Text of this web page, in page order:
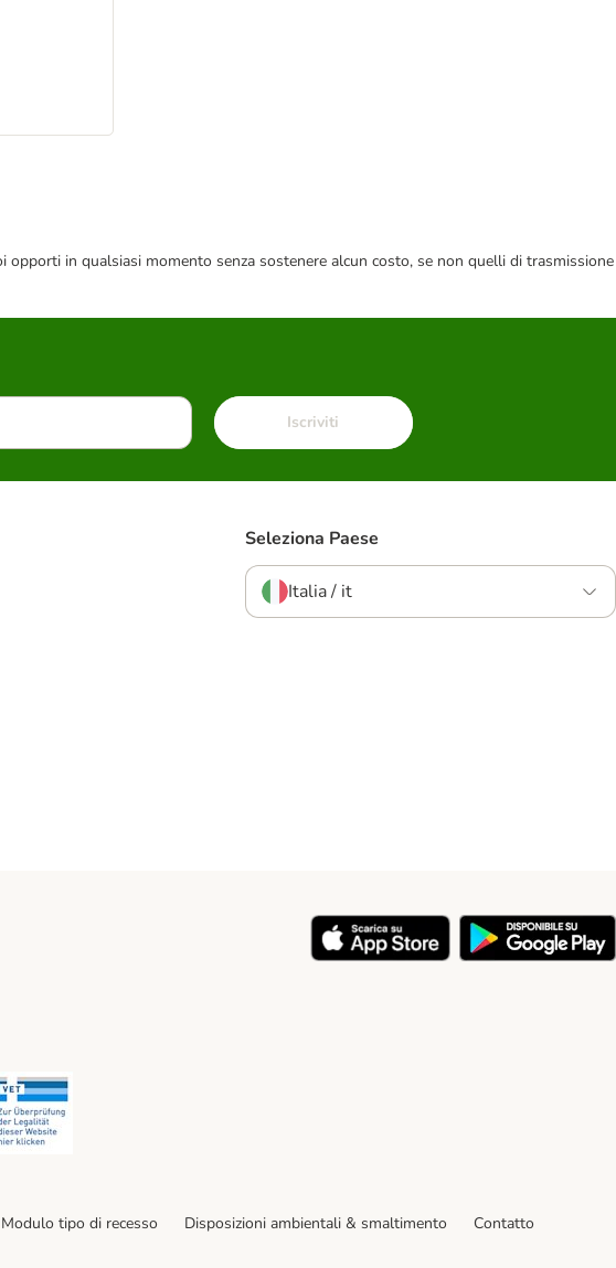
in qualsiasi momento senza sostenere alcun costo, se non quelli di trasmissione
Iscriviti
Seleziona Paese
Italia / it
Modulo tipo di recesso Disposizioni ambientali & smaltimento
Contatto